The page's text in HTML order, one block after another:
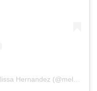
Una publicación compartida de Melissa Hernandez (@melissa.hernandez)